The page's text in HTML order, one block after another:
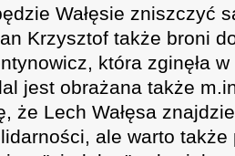
Wałęsie zniszczyć
Krzysztof także broni
która zginęła
jest obrażana także
że Lech Wałęsa
ale warto